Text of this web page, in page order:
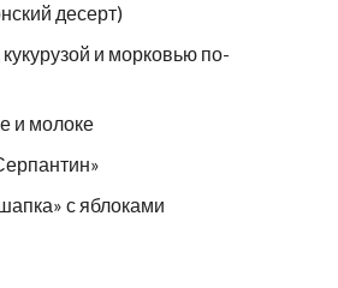
десерт)
и морковью по-
и молоке
с яблоками